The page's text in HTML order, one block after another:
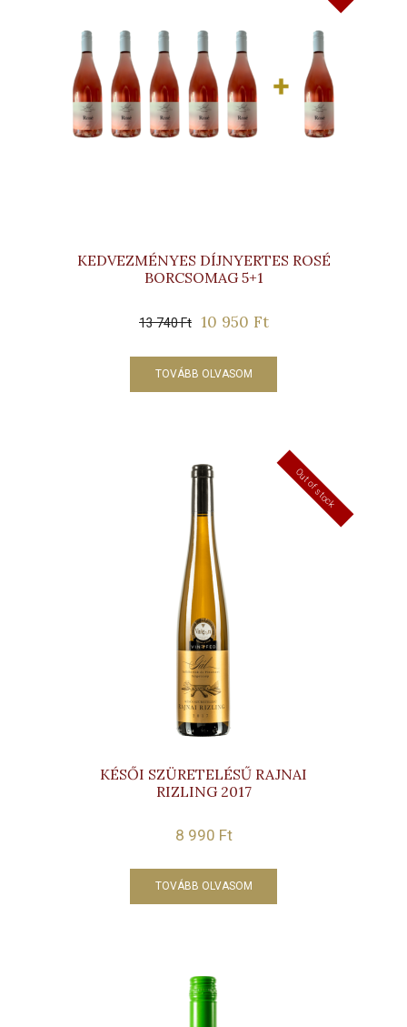
KEDVEZMÉNYES DÍJNYERTES ROSÉ
BORCSOMAG 5+1
13 740Ft
Original
10 950 FtCurrent
TOVÁBB OLVASOM
Out of stock
KÉSŐI SZÜRETELÉSŰ RAJNAI
RIZLING 2017
8 990 Ft
TOVÁBB OLVASOM